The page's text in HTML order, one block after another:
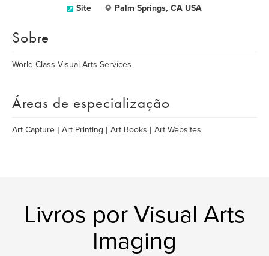
Site Palm Springs, CA USA
Sobre
World Class Visual Arts Services
Áreas de especialização
Art Capture | Art Printing | Art Books | Art Websites
Livros por Visual Arts
Imaging